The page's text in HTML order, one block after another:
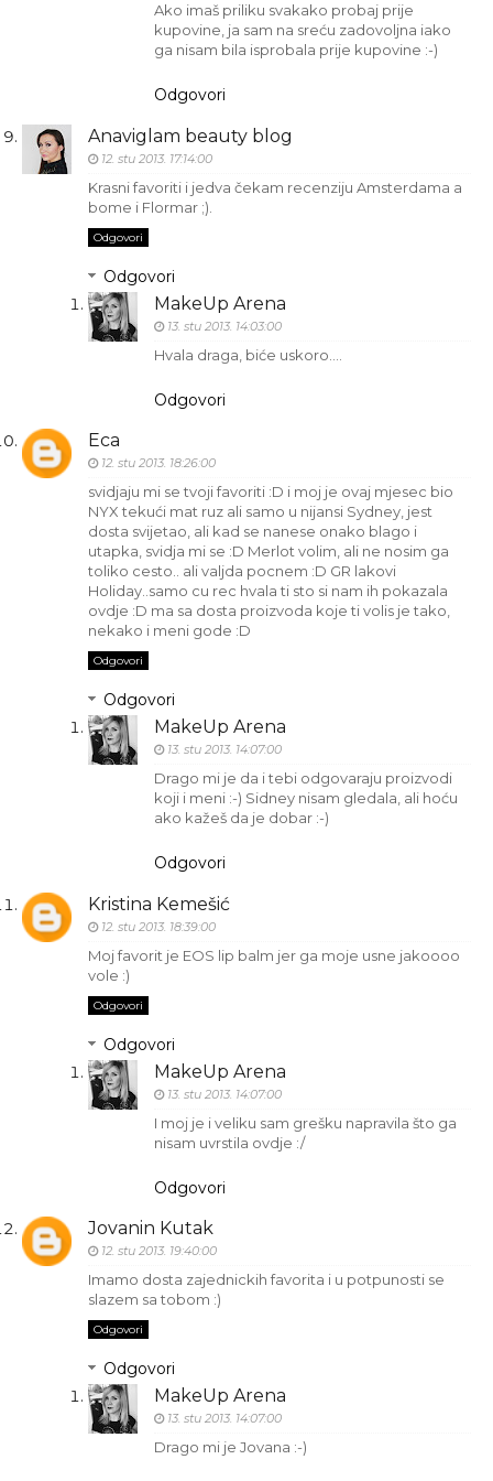
Ako imaš priliku svakako probaj prije
kupovine, ja sam na sreću zadovoljna iako
ga nisam bila isprobala prije kupovine :-)
Odgovori
Anaviglam beauty blog
12. stu 2013. 17:14:00
Krasni favoriti i jedva čekam recenziju Amsterdama a
bome i Flormar ;).
Odgovori
Odgovori
MakeUp Arena
13. stu 2013. 14:03:00
Hvala draga, biće uskoro….
Odgovori
Eca
12. stu 2013. 18:26:00
svidjaju mi se tvoji favoriti :D i moj je ovaj mjesec bio
NYX tekući mat ruz ali samo u nijansi Sydney, jest
dosta svijetao, ali kad se nanese onako blago i
utapka, svidja mi se :D Merlot volim, ali ne nosim ga
toliko cesto.. ali valjda pocnem :D GR lakovi
Holiday..samo cu rec hvala ti sto si nam ih pokazala
ovdje :D ma sa dosta proizvoda koje ti volis je tako,
nekako i meni gode :D
Odgovori
Odgovori
MakeUp Arena
13. stu 2013. 14:07:00
Drago mi je da i tebi odgovaraju proizvodi
koji i meni :-) Sidney nisam gledala, ali hoću
ako kažeš da je dobar :-)
Odgovori
Kristina Kemešić
12. stu 2013. 18:39:00
Moj favorit je EOS lip balm jer ga moje usne jakoooo
vole :)
Odgovori
Odgovori
MakeUp Arena
13. stu 2013. 14:07:00
I moj je i veliku sam grešku napravila što ga
nisam uvrstila ovdje :/
Odgovori
Jovanin Kutak
12. stu 2013. 19:40:00
Imamo dosta zajednickih favorita i u potpunosti se
slazem sa tobom :)
Odgovori
Odgovori
MakeUp Arena
13. stu 2013. 14:07:00
Drago mi je Jovana :-)